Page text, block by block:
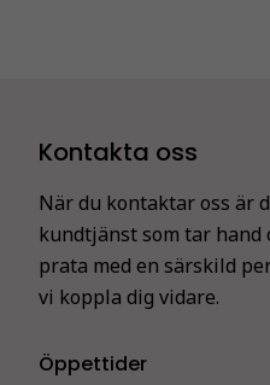
Kontakta oss
När du kontaktar oss är
kundtjänst som tar hand
prata med en särskild
vi koppla dig vidare.
Öppettider